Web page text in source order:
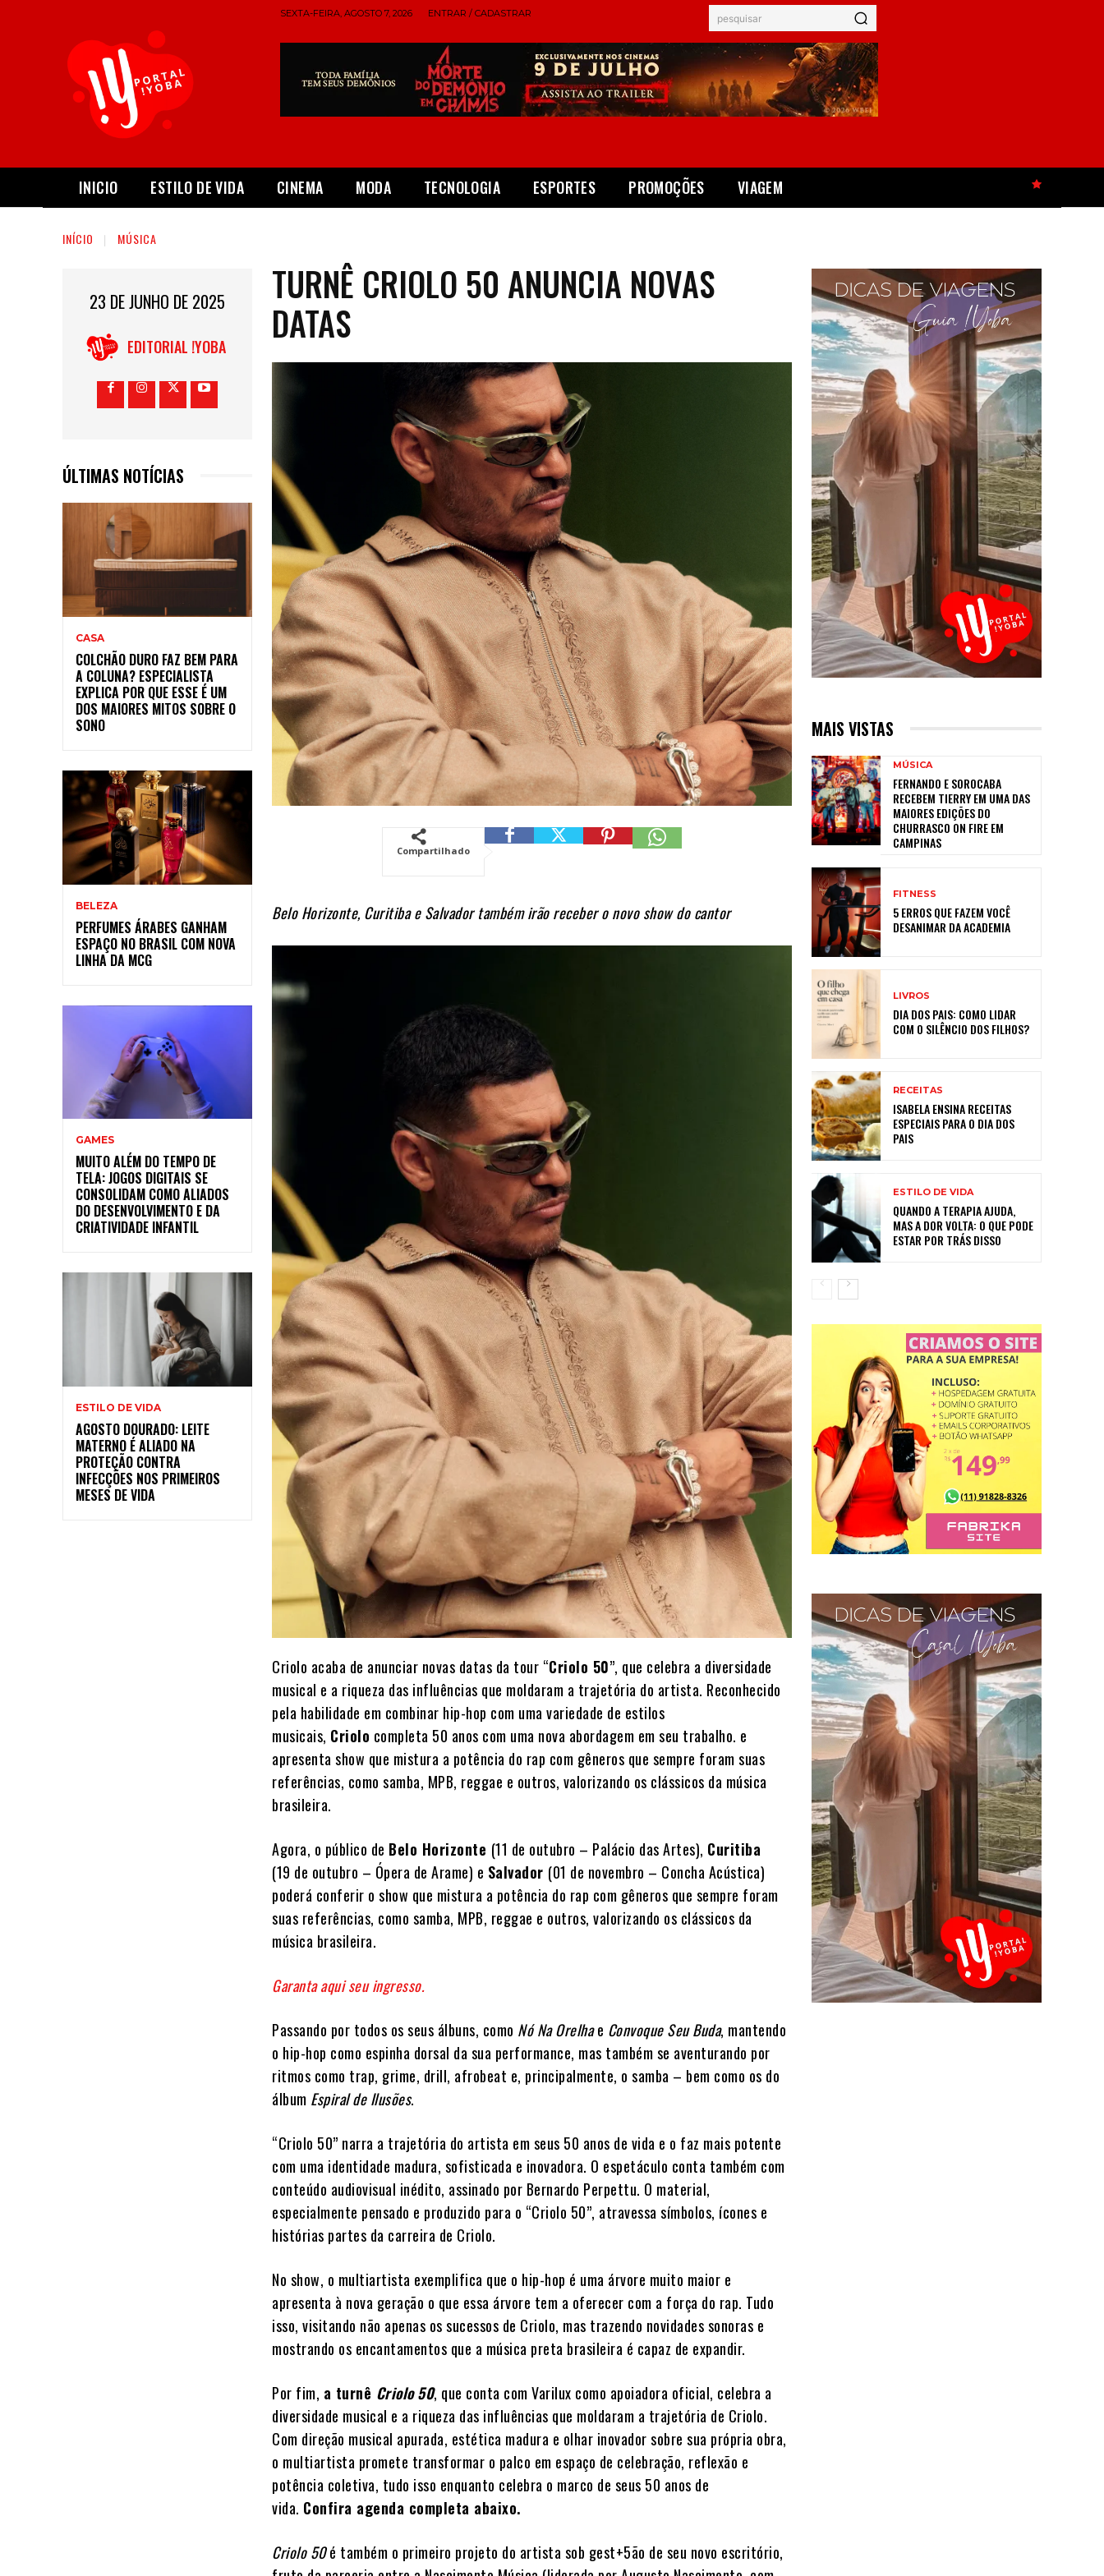
SEXTA-FEIRA, AGOSTO 7, 2026 ENTRAR / CADASTRAR pesquisar
INICIO ESTILO DE VIDA CINEMA MODA TECNOLOGIA ESPORTES PROMOÇÕES VIAGEM
INÍCIO MÚSICA
23 DE JUNHO DE 2025
EDITORIAL !YOBA
ÚLTIMAS NOTÍCIAS
CASA
COLCHÃO DURO FAZ BEM PARA
A COLUNA? ESPECIALISTA
EXPLICA POR QUE ESSE É UM
DOS MAIORES MITOS SOBRE O
SONO
BELEZA
PERFUMES ÁRABES GANHAM
ESPAÇO NO BRASIL COM NOVA
LINHA DA MCG
GAMES
MUITO ALÉM DO TEMPO DE
TELA: JOGOS DIGITAIS SE
CONSOLIDAM COMO ALIADOS
DO DESENVOLVIMENTO E DA
CRIATIVIDADE INFANTIL
ESTILO DE VIDA
AGOSTO DOURADO: LEITE
MATERNO É ALIADO NA
PROTEÇÃO CONTRA
INFECÇÕES NOS PRIMEIROS
MESES DE VIDA
TURNÊ CRIOLO 50 ANUNCIA NOVAS
DATAS
Compartilhado
Belo Horizonte, Curitiba e Salvador também irão receber o novo show do cantor
Criolo acaba de anunciar novas datas da tour “Criolo 50”, que celebra a diversidade
musical e a riqueza das influências que moldaram a trajetória do artista. Reconhecido
pela habilidade em combinar hip-hop com uma variedade de estilos
musicais, Criolo completa 50 anos com uma nova abordagem em seu trabalho. e
apresenta show que mistura a potência do rap com gêneros que sempre foram suas
referências, como samba, MPB, reggae e outros, valorizando os clássicos da música
brasileira.
Agora, o público de Belo Horizonte (11 de outubro – Palácio das Artes), Curitiba
(19 de outubro – Ópera de Arame) e Salvador (01 de novembro – Concha Acústica)
poderá conferir o show que mistura a potência do rap com gêneros que sempre foram
suas referências, como samba, MPB, reggae e outros, valorizando os clássicos da
música brasileira.
Garanta aqui seu ingresso.
Passando por todos os seus álbuns, como Nó Na Orelhae Convoque Seu Buda, mantendo
o hip-hop como espinha dorsal da sua performance, mas também se aventurando por
ritmos como trap, grime, drill, afrobeat e, principalmente, o samba – bem como os do
álbum Espiral de Ilusões.
“Criolo 50” narra a trajetória do artista em seus 50 anos de vida e o faz mais potente
com uma identidade madura, sofisticada e inovadora. O espetáculo conta também com
conteúdo audiovisual inédito, assinado por Bernardo Perpettu. O material,
especialmente pensado e produzido para o “Criolo 50”, atravessa símbolos, ícones e
histórias partes da carreira de Criolo.
No show, o multiartista exemplifica que o hip-hop é uma árvore muito maior e
apresenta à nova geração o que essa árvore tem a oferecer com a força do rap. Tudo
isso, visitando não apenas os sucessos de Criolo, mas trazendo novidades sonoras e
mostrando os encantamentos que a música preta brasileira é capaz de expandir.
Por fim, a turnê Criolo 50, que conta com Varilux como apoiadora oficial, celebra a
diversidade musical e a riqueza das influências que moldaram a trajetória de Criolo.
Com direção musical apurada, estética madura e olhar inovador sobre sua própria obra,
o multiartista promete transformar o palco em espaço de celebração, reflexão e
potência coletiva, tudo isso enquanto celebra o marco de seus 50 anos de
vida. Confira agenda completa abaixo.
Criolo 50é também o primeiro projeto do artista sob gest+5ão de seu novo escritório,
MAIS VISTAS
MÚSICA
FERNANDO E SOROCABA
RECEBEM TIERRY EM UMA DAS
MAIORES EDIÇÕES DO
CHURRASCO ON FIRE EM
CAMPINAS
FITNESS
5 ERROS QUE FAZEM VOCÊ
DESANIMAR DA ACADEMIA
LIVROS
DIA DOS PAIS: COMO LIDAR
COM O SILÊNCIO DOS FILHOS?
RECEITAS
ISABELA ENSINA RECEITAS
ESPECIAIS PARA O DIA DOS
PAIS
ESTILO DE VIDA
QUANDO A TERAPIA AJUDA,
MAS A DOR VOLTA: O QUE PODE
ESTAR POR TRÁS DISSO